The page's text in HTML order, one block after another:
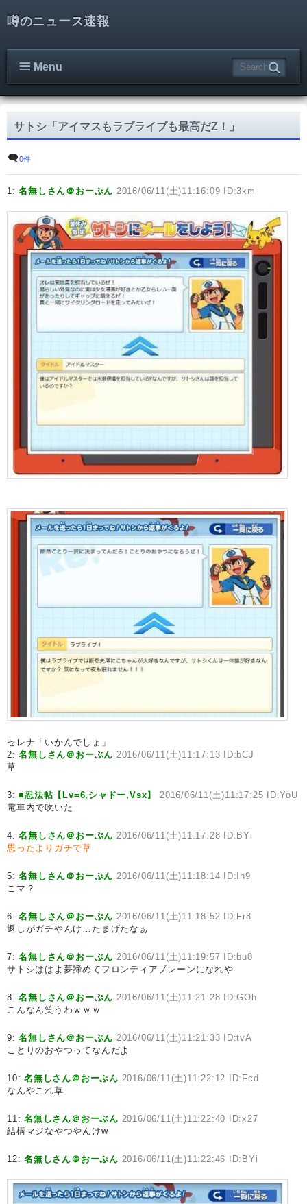
噂のニュース速報
Menu
サトシ「アイマスもラブライブも最高だZ！」
0件
1:名無しさん＠おーぷん 2016/06/11(土)11:16:09 ID:3km
セレナ「いかんでしょ」
2:名無しさん＠おーぷん 2016/06/11(土)11:17:13 ID:bCJ
草
3:■忍法帖【Lv=6,シャドー,Vsx】
2016/06/11(土)11:17:25 ID:YoU
電車内で吹いた
4:名無しさん＠おーぷん 2016/06/11(土)11:17:28 ID:BYi
思ったよりガチで草
5:名無しさん＠おーぷん 2016/06/11(土)11:18:14 ID:Ih9
こマ？
6:名無しさん＠おーぷん 2016/06/11(土)11:18:52 ID:Fr8
返しがガチやんけ…たまげたなぁ
7:名無しさん＠おーぷん 2016/06/11(土)11:19:57 ID:bu8
サトシははよ夢諦めてフロンティアブレーンになれや
8:名無しさん＠おーぷん 2016/06/11(土)11:21:28 ID:GOh
こんなん笑うわｗｗｗ
9:名無しさん＠おーぷん 2016/06/11(土)11:21:33 ID:tvA
ことりのおやつってなんだよ
10:名無しさん＠おーぷん 2016/06/11(土)11:22:12 ID:Fcd
なんやこれ草
11:名無しさん＠おーぷん 2016/06/11(土)11:22:40 ID:x27
結構マジなやつやんけw
12:名無しさん＠おーぷん 2016/06/11(土)11:22:46 ID:BYi